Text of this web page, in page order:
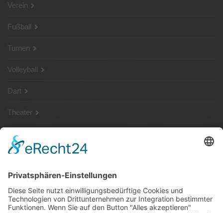
Verein
Fußball
Turnen
Volleyball
Dart
Theater
SG Shop
Sponsoren
Kontakt